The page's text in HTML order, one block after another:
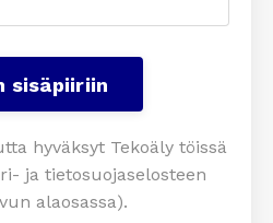
sisäpiiriin
hyväksyt Tekoäly töissä
ja tietosuojaselosteen
alaosassa).